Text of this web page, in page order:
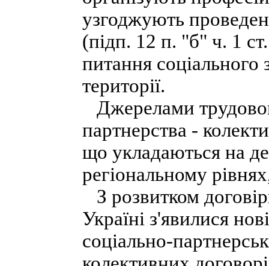
узгоджують
(підп. 12 п. "б" ч. 1
питання соціального
території.
Джерелами
партнерства -
що укладаються на
регіональному
З розвитком
Україні з'явилися
соціально-